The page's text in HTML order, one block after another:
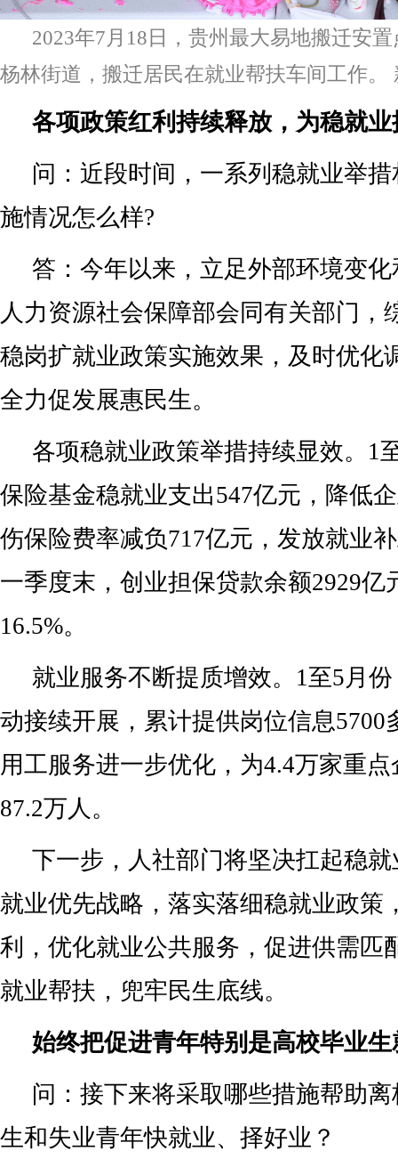
2023年7月18日，贵州最大易地搬迁安
杨林街道，搬迁居民在就业帮扶车间工作。
各项政策红利持续释放，为稳就
问：近段时间，一系列稳就业举
施情况怎么样?
答：今年以来，立足外部环境变
人力资源社会保障部会同有关部门，
稳岗扩就业政策实施效果，及时优化
全力促发展惠民生。
各项稳就业政策举措持续显效。1
保险基金稳就业支出547亿元，降低
伤保险费率减负717亿元，发放就业
一季度末，创业担保贷款余额2929亿
16.5%。
就业服务不断提质增效。1至5月
动接续开展，累计提供岗位信息5700
用工服务进一步优化，为4.4万家重
87.2万人。
下一步，人社部门将坚决扛起稳
就业优先战略，落实落细稳就业政策
利，优化就业公共服务，促进供需匹
就业帮扶，兜牢民生底线。
始终把促进青年特别是高校毕业
问：接下来将采取哪些措施帮助
生和失业青年快就业、择好业？